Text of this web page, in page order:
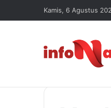
Kamis, 6 Agustus